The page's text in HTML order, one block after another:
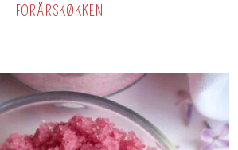
FORÅRSKØKKEN